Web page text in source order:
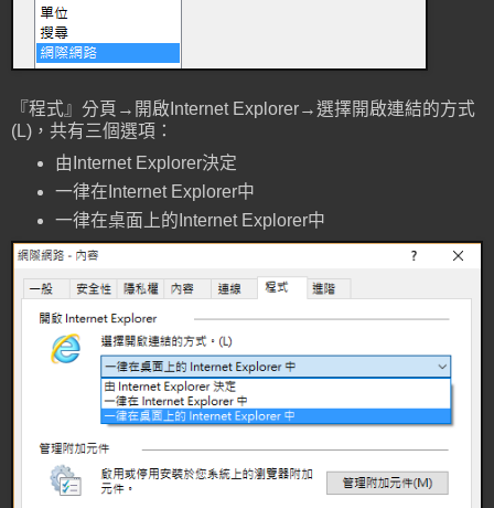
『程式』分頁→開啟Internet Explorer→選擇開啟連結的方式
(L)，共有三個選項：
由Internet Explorer決定
一律在Internet Explorer中
一律在桌面上的Internet Explorer中